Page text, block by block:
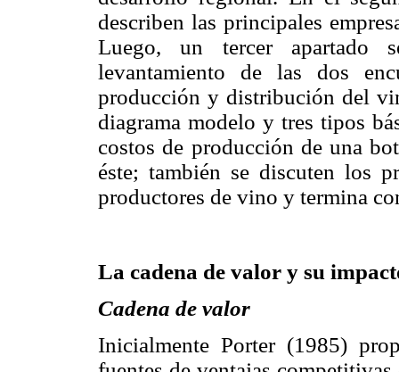
describen las principales
Luego, un tercer apartado
levantamiento de las dos
producción y distribución del
diagrama modelo y tres tipos
costos de producción de una
éste; también se discuten los
productores de vino y termina
La cadena de valor y su
Cadena de valor
Inicialmente Porter (1985)